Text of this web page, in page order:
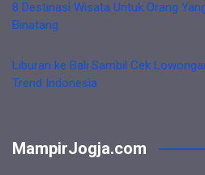
8 Destinasi Wisata Untuk Orang
Binatang
Liburan ke Bali Sambil Cek
Trend Indonesia
MampirJogja.com